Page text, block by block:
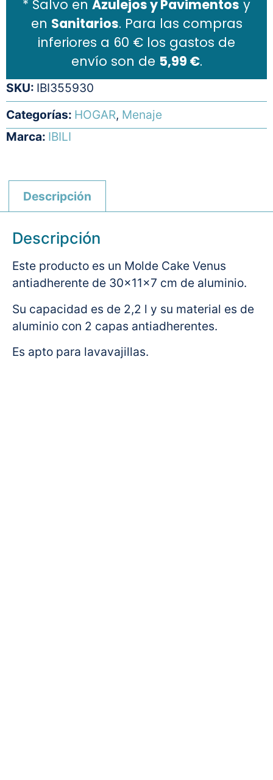
* Salvo en Azulejos y Pavimentos y
en Sanitarios. Para las compras
inferiores a 60 € los gastos de
envío son de 5,99 €.
SKU: IBI355930
Categorías: HOGAR, Menaje
Marca: IBILI
Descripción
Descripción
Este producto es un Molde Cake Venus
antiadherente de 30x11x7 cm de aluminio.
Su capacidad es de 2,2 l y su material es de
aluminio con 2 capas antiadherentes.
Es apto para lavavajillas.